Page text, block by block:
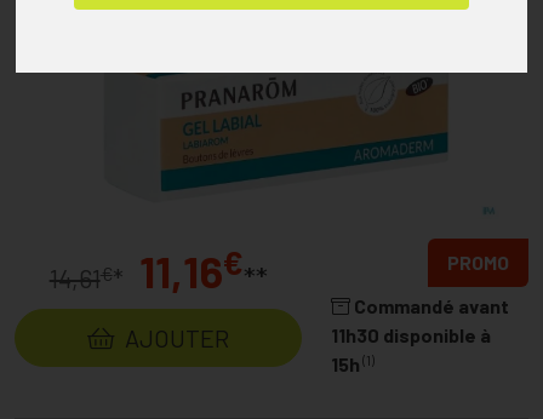
14,61€* 11,16€**
AJOUTER
PROMO
Commandé avant
11h30 disponible à
15h (1)